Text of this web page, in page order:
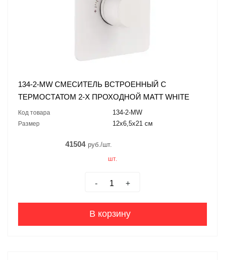
134-2-MW СМЕСИТЕЛЬ ВСТРОЕННЫЙ С
ТЕРМОСТАТОМ 2-Х ПРОХОДНОЙ MATT WHITE
Код товара 134-2-MW
Размер 12x6,5x21 см
41504 руб./шт.
шт.
- +
В корзину